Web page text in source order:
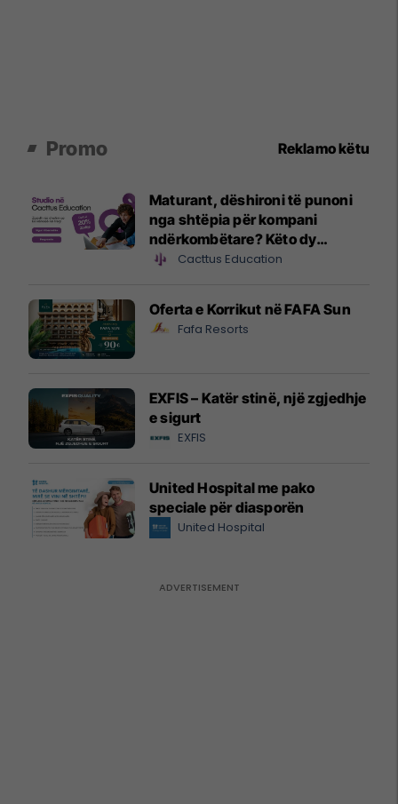
Promo Reklamo këtu
Maturant, dëshironi të punoni
nga shtëpia për kompani
ndërkombëtare? Këto dy
drejtime studimi mund të jenë
Cacttus Education
Oferta e Korrikut në FAFA Sun
Fafa Resorts
EXFIS – Katër stinë, një zgjedhje
e sigurt
EXFIS
United Hospital me pako
speciale për diasporën
United Hospital